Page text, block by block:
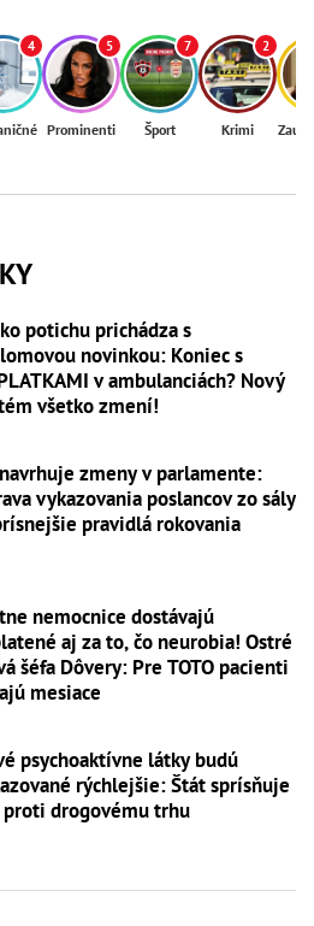
4 5
Prominenti
7
Šport
2
Krimi
potichu prichádza s
novinkou: Koniec s
v ambulanciách? Nový
všetko zmení!
zmeny v parlamente:
vykazovania poslancov zo sály
pravidlá rokovania
nemocnice dostávajú
aj za to, čo neurobia! Ostré
šéfa Dôvery: Pre TOTO pacienti
mesiace
psychoaktívne látky budú
rýchlejšie: Štát sprísňuje
drogovému trhu